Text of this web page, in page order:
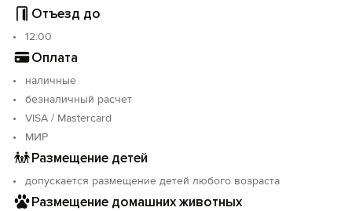
Отъезд до
12:00
Оплата
наличные
безналичный расчет
VISA / Mastercard
МИР
Размещение детей
допускается размещение детей любого возраста
Размещение домашних животных